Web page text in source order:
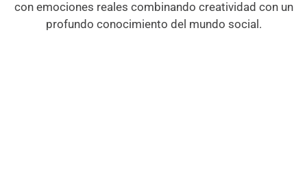
con emociones reales combinando creatividad con un
profundo conocimiento del mundo social.